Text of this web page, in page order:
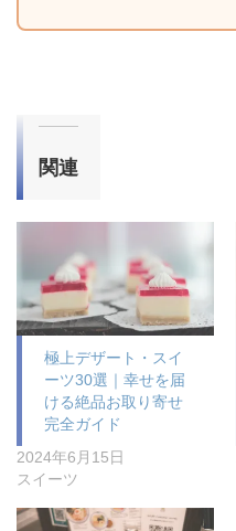
関連
極上デザート・スイ
ーツ30選｜幸せを届
ける絶品お取り寄せ
完全ガイド
2024年6月15日
スイーツ